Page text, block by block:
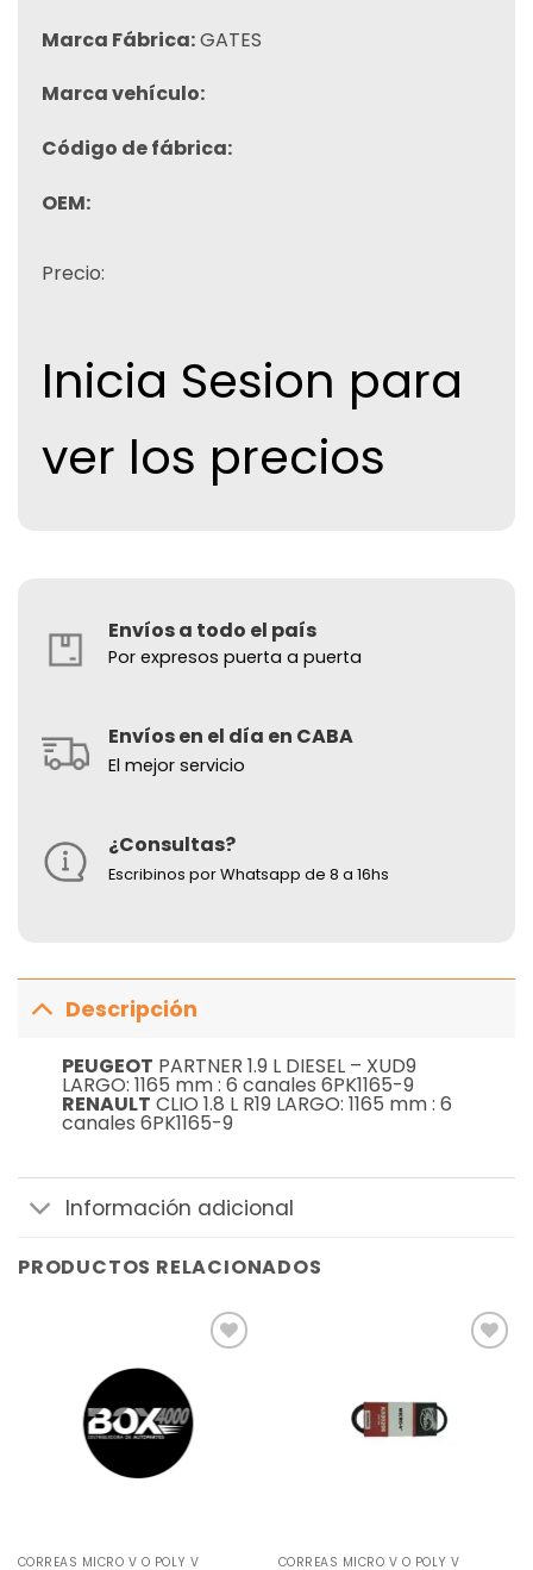
Marca Fábrica:GATES
Marca vehículo:
Código de fábrica:
OEM:
Precio:
Inicia Sesion para
ver los precios
Envíos a todo el país
Por expresos puerta a puerta
Envíos en el día en CABA
El mejor servicio
¿Consultas?
Escribinos por Whatsapp de 8 a 16hs
Descripción
PEUGEOT PARTNER 1.9 L DIESEL – XUD9
LARGO: 1165 mm : 6 canales 6PK1165-9
RENAULT CLIO 1.8 L R19 LARGO: 1165 mm : 6
canales 6PK1165-9
Información adicional
PRODUCTOS RELACIONADOS
deseos
CORREAS MICRO V O POLY V CORREAS MICRO V O POLY V